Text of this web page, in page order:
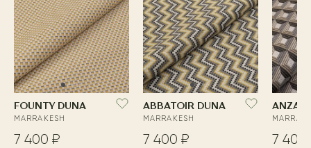
FOUNTY DUNA
MARRAKESH
7 400 ₽
ABBATOIR DUNA
MARRAKESH
7 400 ₽
ANZA
7 400